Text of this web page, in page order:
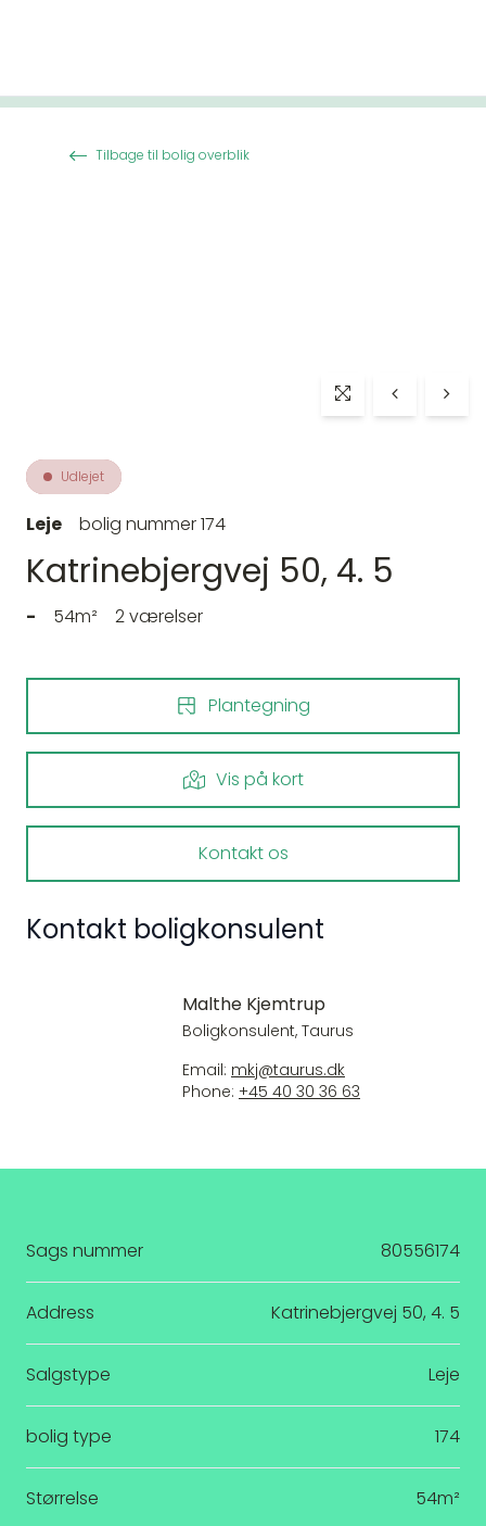
Tilbage til bolig overblik
Udlejet
Leje bolig nummer 174
Katrinebjergvej 50, 4. 5
- 54m² 2 værelser
Plantegning
Vis på kort
Kontakt os
Kontakt boligkonsulent
Malthe Kjemtrup
Boligkonsulent, Taurus
Email: mkj@taurus.dk
Phone: +45 40 30 36 63
Sags nummer 80556174
Address Katrinebjergvej 50, 4. 5
Salgstype Leje
bolig type 174
Størrelse 54m²